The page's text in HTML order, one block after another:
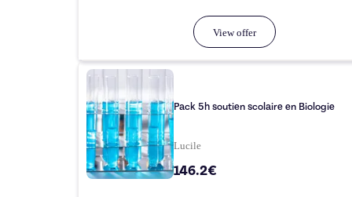
View offer
Pack 5h soutien scolaire en Biologie
Lucile
146.2€